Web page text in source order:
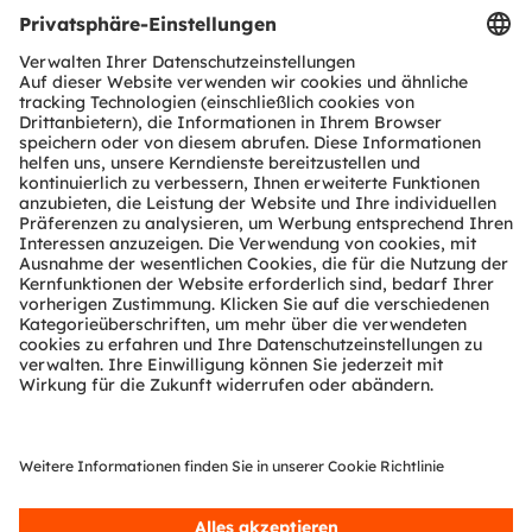
Produkt Selektor
Download Center
Tools
Kundenanfragen
Technischer Support
Partner Netzwerk
Whistleblowing
© 2026 ams-OSRAM AG. All rights reserved.
Datenschutzerklärung Nutzungsbedingungen
Terms of Trade
ImpressumCookie PolicyAI Policy